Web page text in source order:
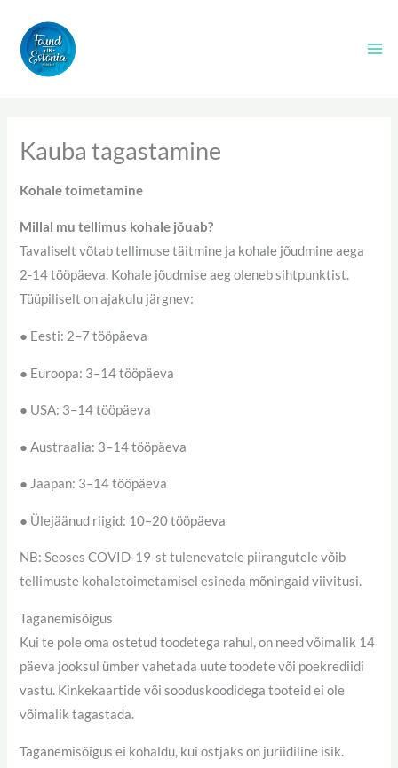
content
Kauba tagastamine
Kohale toimetamine
Millal mu tellimus kohale jõuab?
Tavaliselt võtab tellimuse täitmine ja kohale jõudmine aega
2-14 tööpäeva. Kohale jõudmise aeg oleneb sihtpunktist.
Tüüpiliselt on ajakulu järgnev:
● Eesti: 2–7 tööpäeva
● Euroopa: 3–14 tööpäeva
● USA: 3–14 tööpäeva
● Austraalia: 3–14 tööpäeva
● Jaapan: 3–14 tööpäeva
● Ülejäänud riigid: 10–20 tööpäeva
NB: Seoses COVID-19-st tulenevatele piirangutele võib
tellimuste kohaletoimetamisel esineda mõningaid viivitusi.
Taganemisõigus
Kui te pole oma ostetud toodetega rahul, on need võimalik 14
päeva jooksul ümber vahetada uute toodete või poekrediidi
vastu. Kinkekaartide või sooduskoodidega tooteid ei ole
võimalik tagastada.
Taganemisõigus ei kohaldu, kui ostjaks on juriidiline isik.